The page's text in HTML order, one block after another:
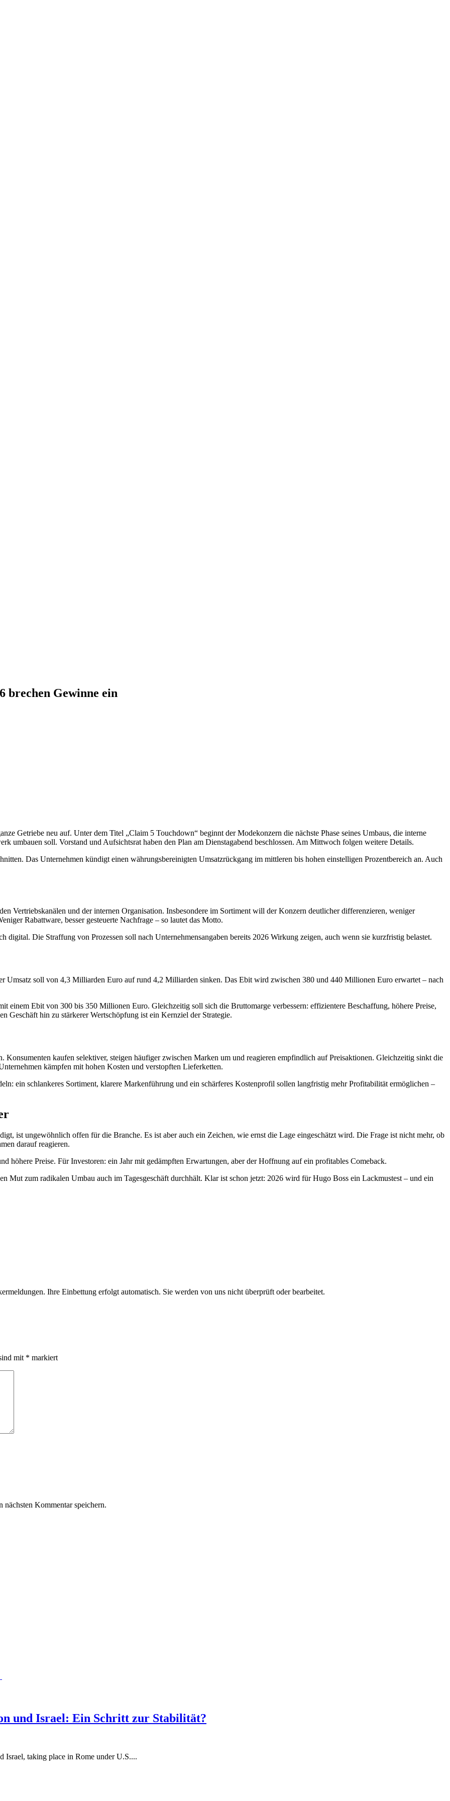
brechen Gewinne ein
Getriebe neu auf. Unter dem Titel „Claim 5 Touchdown“ beginnt der Modekonzern die nächste Phase seines Umbaus, die interne
umbauen soll. Vorstand und Aufsichtsrat haben den Plan am Dienstagabend beschlossen. Am Mittwoch folgen weitere Details.
Das Unternehmen kündigt einen währungsbereinigten Umsatzrückgang im mittleren bis hohen einstelligen Prozentbereich an. Auch
Vertriebskanälen und der internen Organisation. Insbesondere im Sortiment will der Konzern deutlicher differenzieren, weniger
Rabattware, besser gesteuerte Nachfrage – so lautet das Motto.
digital. Die Straffung von Prozessen soll nach Unternehmensangaben bereits 2026 Wirkung zeigen, auch wenn sie kurzfristig belastet.
Umsatz soll von 4,3 Milliarden Euro auf rund 4,2 Milliarden sinken. Das Ebit wird zwischen 380 und 440 Millionen Euro erwartet – nach
einem Ebit von 300 bis 350 Millionen Euro. Gleichzeitig soll sich die Bruttomarge verbessern: effizientere Beschaffung, höhere Preise,
Geschäft hin zu stärkerer Wertschöpfung ist ein Kernziel der Strategie.
kaufen selektiver, steigen häufiger zwischen Marken um und reagieren empfindlich auf Preisaktionen. Gleichzeitig sinkt die
kämpfen mit hohen Kosten und verstopften Lieferketten.
ein schlankeres Sortiment, klarere Markenführung und ein schärferes Kostenprofil sollen langfristig mehr Profitabilität ermöglichen –
ist ungewöhnlich offen für die Branche. Es ist aber auch ein Zeichen, wie ernst die Lage eingeschätzt wird. Die Frage ist nicht mehr, ob
darauf reagieren.
höhere Preise. Für Investoren: ein Jahr mit gedämpften Erwartungen, aber der Hoffnung auf ein profitables Comeback.
Mut zum radikalen Umbau auch im Tagesgeschäft durchhält. Klar ist schon jetzt: 2026 wird für Hugo Boss ein Lackmustest – und ein
Ihre Einbettung erfolgt automatisch. Sie werden von uns nicht überprüft oder bearbeitet.
mit * markiert
Kommentar speichern.
und Israel: Ein Schritt zur Stabilität?
Israel, taking place in Rome under U.S....